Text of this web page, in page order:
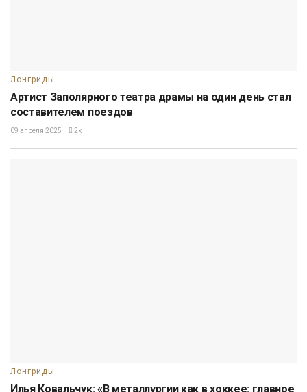
Лонгриды
Артист Заполярного театра драмы на один день стал
составителем поездов
09 апреля 2025 2k
Лонгриды
Илья Ковальчук: «В металлургии как в хоккее: главное